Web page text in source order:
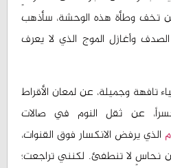
تخف وطأة هذه الوحشة، سأذهب
وأغازل الموج الذي لا يعرف
وجميلة، عن لمعان الأقراط
عن ثقل النوم في صالات
الذي يرفض الانكسار فوق القنوات،
من نحاسٍ لا تنطفئ. لكنني تراجعت؛